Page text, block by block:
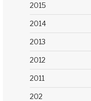
2015
2014
2013
2012
2011
202